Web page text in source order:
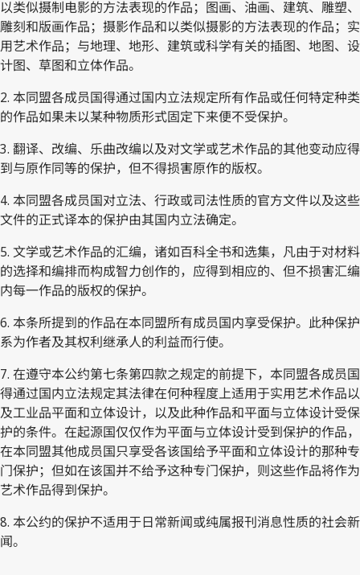
以类似摄制电影的方法表现的作品；图画、油画、建筑、雕塑、
雕刻和版画作品；摄影作品和以类似摄影的方法表现的作品；实
用艺术作品；与地理、地形、建筑或科学有关的插图、地图、设
计图、草图和立体作品。
2. 本同盟各成员国得通过国内立法规定所有作品或任何特定种类
的作品如果未以某种物质形式固定下来便不受保护。
3. 翻译、改编、乐曲改编以及对文学或艺术作品的其他变动应得
到与原作同等的保护，但不得损害原作的版权。
4. 本同盟各成员国对立法、行政或司法性质的官方文件以及这些
文件的正式译本的保护由其国内立法确定。
5. 文学或艺术作品的汇编，诸如百科全书和选集，凡由于对材料
的选择和编排而构成智力创作的，应得到相应的、但不损害汇编
内每一作品的版权的保护。
6. 本条所提到的作品在本同盟所有成员国内享受保护。此种保护
系为作者及其权利继承人的利益而行使。
7. 在遵守本公约第七条第四款之规定的前提下，本同盟各成员国
得通过国内立法规定其法律在何种程度上适用于实用艺术作品以
及工业品平面和立体设计，以及此种作品和平面与立体设计受保
护的条件。在起源国仅仅作为平面与立体设计受到保护的作品，
在本同盟其他成员国只享受各该国给予平面和立体设计的那种专
门保护；但如在该国并不给予这种专门保护，则这些作品将作为
艺术作品得到保护。
8. 本公约的保护不适用于日常新闻或纯属报刊消息性质的社会新
闻。